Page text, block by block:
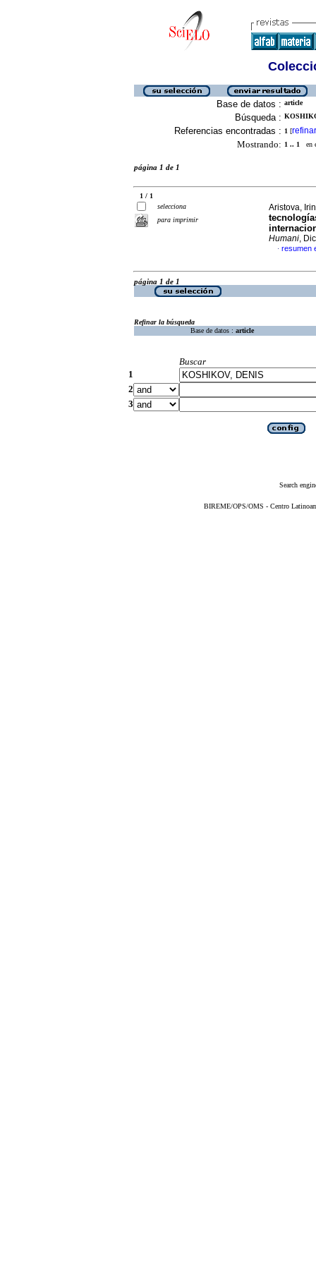
Base de datos : article
Búsqueda :
Referencias encontradas : 1 [refinar
Mostrando: 1 .. 1 en
página 1 de 1
1 / 1
selecciona
para imprimir
Aristova,
Humani,
· resumen
página 1 de 1
Refinar la búsqueda
Base de datos : article
Buscar
1
2
3
Search
BIREME/OPS/OMS - Centro